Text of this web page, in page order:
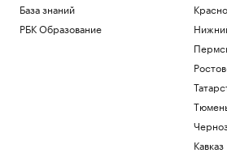
База знаний
РБК Образование
Кавказ